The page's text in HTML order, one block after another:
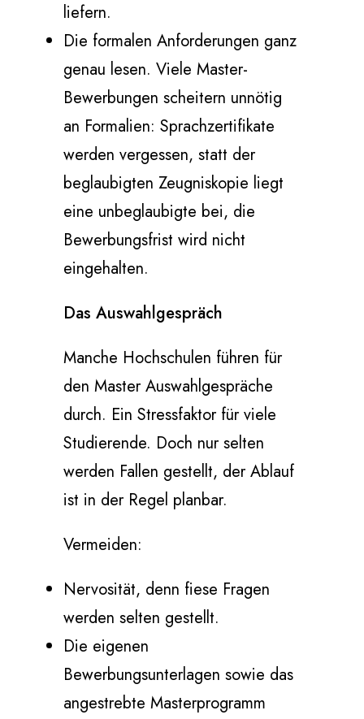
liefern.
Die formalen Anforderungen ganz
genau lesen. Viele Master-
Bewerbungen scheitern unnötig
an Formalien: Sprachzertifikate
werden vergessen, statt der
beglaubigten Zeugniskopie liegt
eine unbeglaubigte bei, die
Bewerbungsfrist wird nicht
eingehalten.
Das Auswahlgespräch
Manche Hochschulen führen für
den Master Auswahlgespräche
durch. Ein Stressfaktor für viele
Studierende. Doch nur selten
werden Fallen gestellt, der Ablauf
ist in der Regel planbar.
Vermeiden:
Nervosität, denn fiese Fragen
werden selten gestellt.
Die eigenen
Bewerbungsunterlagen sowie das
angestrebte Masterprogramm